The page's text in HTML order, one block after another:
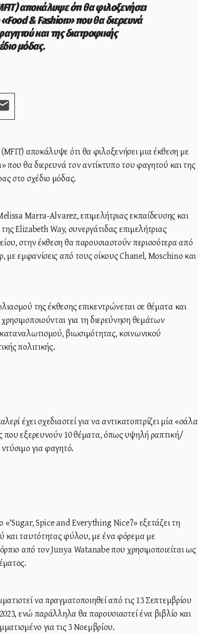
αποκάλυψε ότι θα φιλοξενήσει
«Food & Fashion» που θα διερευνά
και της διατροφικής
μόδας.
που θα διερευνά τον αντίκτυπο του φαγητού και της
στο σχέδιο μόδας.
Marra-Alvarez, επιμελήτριας εκπαίδευσης και
Elizabeth Way, συνεργάτιδας επιμελήτριας
στην έκθεση θα παρουσιαστούν περισσότερα από
με εμφανίσεις από τους οίκους Chanel, Moschino και
της έκθεσης επικεντρώνεται σε θέματα και
για τη διερεύνηση θεμάτων
βιωσιμότητας, κοινωνικού
πολιτικής.
έχει σχεδιαστεί για να αντικατοπτρίζει μία «σάλα
που εξερευνούν 10 θέματα, όπως υψηλή ραπτική/
για φαγητό.
Spice and Everything Nice?» εξετάζει τη
και ταυτότητας φύλου, με ένα φόρεμα με
από τον Junya Watanabe που χρησιμοποιείται ως
να πραγματοποιηθεί από τις 13 Σεπτεμβρίου
ενώ παράλληλα θα παρουσιαστεί ένα βιβλίο και
για τις 3 Νοεμβρίου.